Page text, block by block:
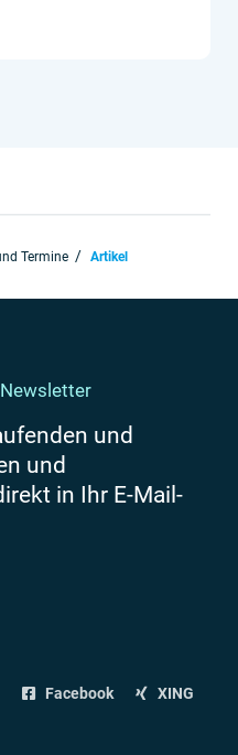
Termine Artikel
und
und
in Ihr E-Mail-
Facebook XING